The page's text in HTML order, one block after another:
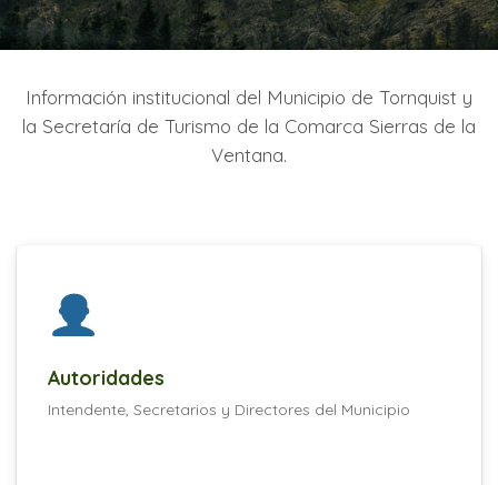
Información institucional del Municipio de Tornquist y
la Secretaría de Turismo de la Comarca Sierras de la
Ventana.
Autoridades
Intendente, Secretarios y Directores del Municipio